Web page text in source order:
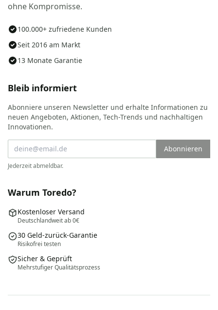
ohne Kompromisse.
100.000+ zufriedene Kunden
Seit 2016 am Markt
13 Monate Garantie
Bleib informiert
Abonniere unseren Newsletter und erhalte Informationen zu
neuen Angeboten, Aktionen, Tech-Trends und nachhaltigen
Innovationen.
Abonnieren
Jederzeit abmeldbar.
Warum Toredo?
Kostenloser Versand
Deutschlandweit ab 0€
30 Geld-zurück-Garantie
Risikofrei testen
Sicher & Geprüft
Mehrstufiger Qualitätsprozess